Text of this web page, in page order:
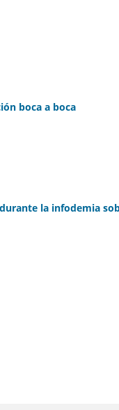
boca a boca
la infodemia